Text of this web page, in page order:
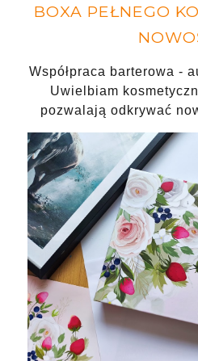
BOXA PEŁNEGO
Współpraca barterowa -
Uwielbiam
pozwalają odkrywać